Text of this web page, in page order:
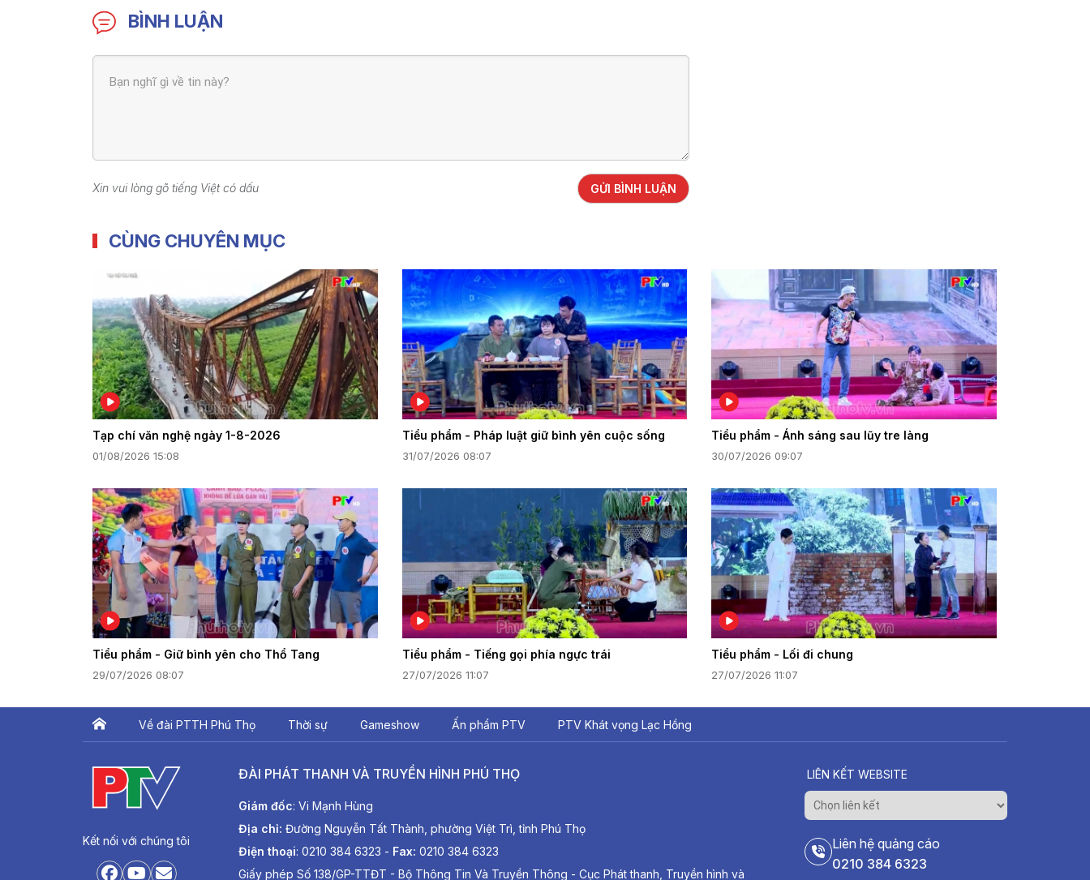
BÌNH LUẬN
Xin vui lòng gõ tiếng Việt có dấu GỬI BÌNH LUẬN
CÙNG CHUYÊN MỤC
Tạp chí văn nghệ ngày 1-8-2026
01/08/2026 15:08
Tiểu phẩm - Pháp luật giữ bình yên cuộc sống
31/07/2026 08:07
Tiểu phẩm - Ánh sáng sau lũy tre làng
30/07/2026 09:07
Tiểu phẩm - Giữ bình yên cho Thổ Tang
29/07/2026 08:07
Tiểu phẩm - Tiếng gọi phía ngực trái
27/07/2026 11:07
Tiểu phẩm - Lối đi chung
27/07/2026 11:07
Về đài PTTH Phú Thọ Thời sự Gameshow Ấn phẩm PTV PTV Khát vọng Lạc Hồng
Kết nối với chúng tôi
ĐÀI PHÁT THANH VÀ TRUYỀN HÌNH PHÚ THỌ
Giám đốc: Vi Mạnh Hùng
Địa chỉ: Đường Nguyễn Tất Thành, phường Việt Trì, tỉnh Phú Thọ
Điện thoại: 0210 384 6323 - Fax: 0210 384 6323
Giấy phép Số 138/GP-TTĐT - Bộ Thông Tin Và Truyền Thông - Cục Phát thanh, Truyền hình và
LIÊN KẾT WEBSITE
Liên hệ quảng cáo
0210 384 6323